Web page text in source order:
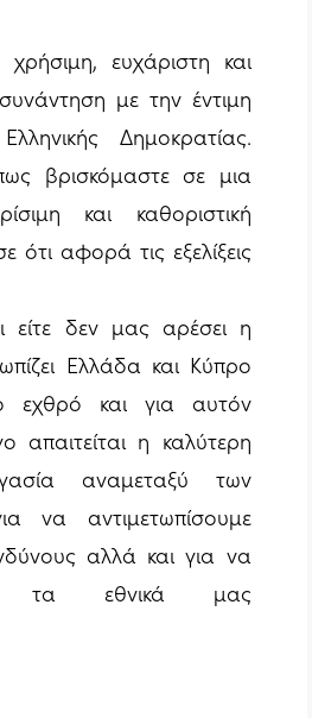
ευχάριστη και
με την έντιμη
Δημοκρατίας.
βρισκόμαστε σε μια
και καθοριστική
ότι αφορά τις εξελίξεις
είτε δεν μας αρέσει η
Ελλάδα και Κύπρο
εχθρό και για αυτόν
απαιτείται η καλύτερη
αναμεταξύ των
να αντιμετωπίσουμε
αλλά και για να
τα εθνικά μας